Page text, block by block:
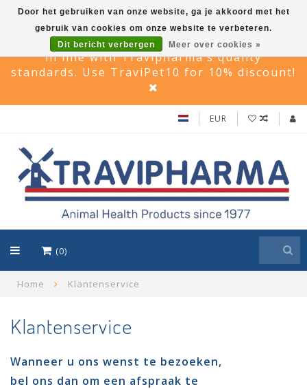
Travi Pet –Reliable care solutions for pets,
in line with Travipharma’s quality
standards. Use TraviPet10 for 10% discount!
EUR
(0)
Home Klantenservice
Klantenservice
Wanneer u ons wenst te bezoeken,
bel ons dan om een afspraak te
Door het gebruiken van onze website, ga je akkoord met het
gebruik van cookies om onze website te verbeteren.
Dit bericht verbergen
Meer over cookies »